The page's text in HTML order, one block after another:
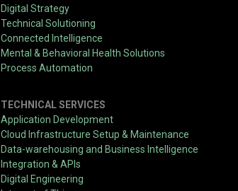
Digital Strategy
Technical Solutioning
Connected Intelligence
Mental & Behavioral Health Solutions
Process Automation
TECHNICAL SERVICES
Application Development
Cloud Infrastructure Setup & Maintenance
Data-warehousing and Business Intelligence
Integration & APIs
Digital Engineering